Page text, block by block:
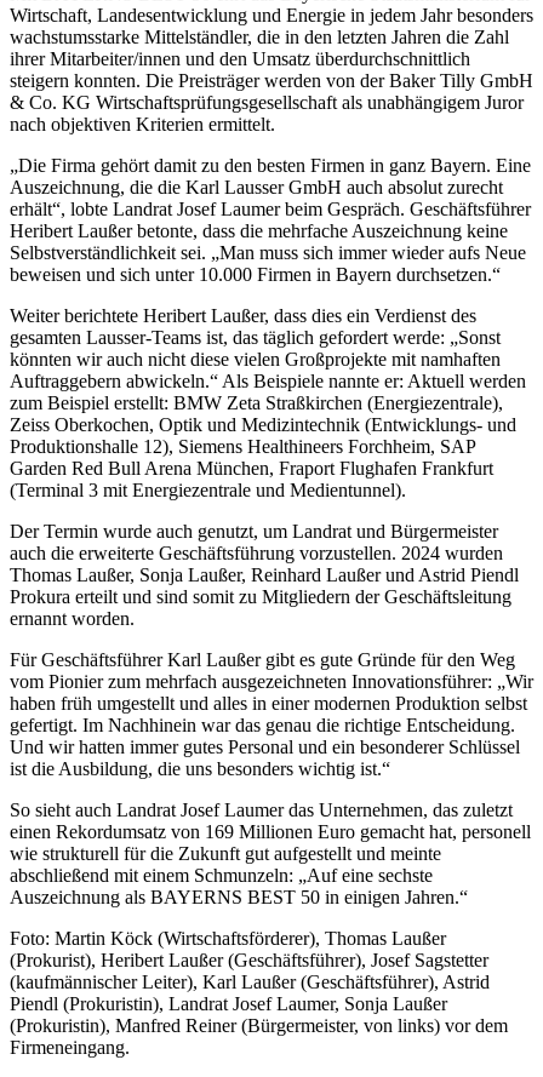
Wirtschaft, Landesentwicklung und Energie in jedem Jahr besonders
wachstumsstarke Mittelständler, die in den letzten Jahren die Zahl
ihrer Mitarbeiter/innen und den Umsatz überdurchschnittlich
steigern konnten. Die Preisträger werden von der Baker Tilly GmbH
& Co. KG Wirtschaftsprüfungsgesellschaft als unabhängigem Juror
nach objektiven Kriterien ermittelt.
„Die Firma gehört damit zu den besten Firmen in ganz Bayern. Eine
Auszeichnung, die die Karl Lausser GmbH auch absolut zurecht
erhält“, lobte Landrat Josef Laumer beim Gespräch. Geschäftsführer
Heribert Laußer betonte, dass die mehrfache Auszeichnung keine
Selbstverständlichkeit sei. „Man muss sich immer wieder aufs Neue
beweisen und sich unter 10.000 Firmen in Bayern durchsetzen.“
Weiter berichtete Heribert Laußer, dass dies ein Verdienst des
gesamten Lausser-Teams ist, das täglich gefordert werde: „Sonst
könnten wir auch nicht diese vielen Großprojekte mit namhaften
Auftraggebern abwickeln.“ Als Beispiele nannte er: Aktuell werden
zum Beispiel erstellt: BMW Zeta Straßkirchen (Energiezentrale),
Zeiss Oberkochen, Optik und Medizintechnik (Entwicklungs- und
Produktionshalle 12), Siemens Healthineers Forchheim, SAP
Garden Red Bull Arena München, Fraport Flughafen Frankfurt
(Terminal 3 mit Energiezentrale und Medientunnel).
Der Termin wurde auch genutzt, um Landrat und Bürgermeister
auch die erweiterte Geschäftsführung vorzustellen. 2024 wurden
Thomas Laußer, Sonja Laußer, Reinhard Laußer und Astrid Piendl
Prokura erteilt und sind somit zu Mitgliedern der Geschäftsleitung
ernannt worden.
Für Geschäftsführer Karl Laußer gibt es gute Gründe für den Weg
vom Pionier zum mehrfach ausgezeichneten Innovationsführer: „Wir
haben früh umgestellt und alles in einer modernen Produktion selbst
gefertigt. Im Nachhinein war das genau die richtige Entscheidung.
Und wir hatten immer gutes Personal und ein besonderer Schlüssel
ist die Ausbildung, die uns besonders wichtig ist.“
So sieht auch Landrat Josef Laumer das Unternehmen, das zuletzt
einen Rekordumsatz von 169 Millionen Euro gemacht hat, personell
wie strukturell für die Zukunft gut aufgestellt und meinte
abschließend mit einem Schmunzeln: „Auf eine sechste
Auszeichnung als BAYERNS BEST 50 in einigen Jahren.“
Foto: Martin Köck (Wirtschaftsförderer), Thomas Laußer
(Prokurist), Heribert Laußer (Geschäftsführer), Josef Sagstetter
(kaufmännischer Leiter), Karl Laußer (Geschäftsführer), Astrid
Piendl (Prokuristin), Landrat Josef Laumer, Sonja Laußer
(Prokuristin), Manfred Reiner (Bürgermeister, von links) vor dem
Firmeneingang.